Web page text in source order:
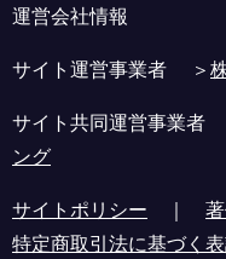
運営会社情報
サイト運営事業者 ＞
サイト共同運営事業者
ング
サイトポリシー ｜
特定商取引法に基づく